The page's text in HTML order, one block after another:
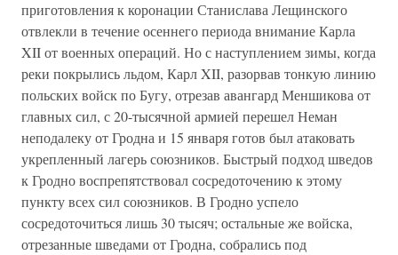
приготовления к коронации Станислава Лещинского
отвлекли в течение осеннего периода внимание Карла
XII от военных операций. Но с наступлением зимы, когда
реки покрылись льдом, Карл XII, разорвав тонкую линию
польских войск по Бугу, отрезав авангард Меншикова от
главных сил, с 20-тысячной армией перешел Неман
неподалеку от Гродна и 15 января готов был атаковать
укрепленный лагерь союзников. Быстрый подход шведов
к Гродно воспрепятствовал сосредоточению к этому
пункту всех сил союзников. В Гродно успело
сосредоточиться лишь 30 тысяч; остальные же войска,
отрезанные шведами от Гродна, собрались под